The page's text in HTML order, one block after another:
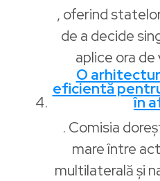
, oferind
de a decide
aplice ora de
O
eficientă
în
. Comisia
mare între
multilaterală și